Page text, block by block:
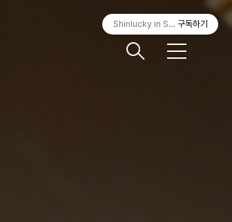
메
Shinlucky in Seoul구독하기